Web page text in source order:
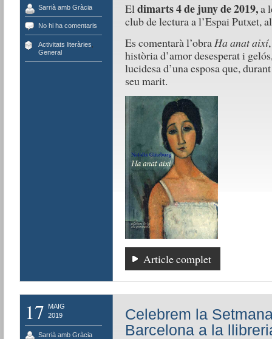
Sarrià amb Gràcia
No hi ha comentaris
Activitats literàries
General
Eldimarts 4 de juny de 2019,a
club de lectura a l’Espai Putxet,
Es comentarà l’obraHa anat així
història d’amor desesperat i
lucidesa d’una esposa que,
seu marit.
Article complet
17
MAIG
2019
Sarrià amb Gràcia
Celebrem la
Barcelona a la